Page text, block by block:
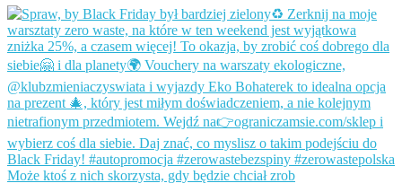
Może ktoś z nich skorzysta, gdy będzie chciał zrob